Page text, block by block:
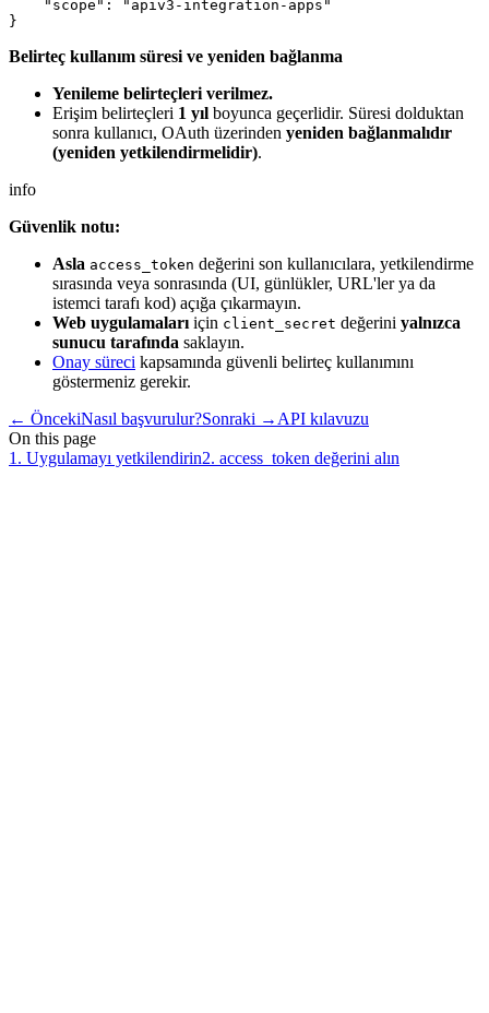
    "scope": "apiv3-integration-apps"
Belirteç kullanım süresi ve yeniden bağlanma
Yenileme belirteçleri verilmez.
Erişim belirteçleri 1 yıl boyunca geçerlidir. Süresi dolduktan
sonra kullanıcı, OAuth üzerinden yeniden bağlanmalıdır
(yeniden yetkilendirmelidir).
info
Güvenlik notu:
Asla access_token değerini son kullanıcılara, yetkilendirme
sırasında veya sonrasında (UI, günlükler, URL'ler ya da
istemci tarafı kod) açığa çıkarmayın.
Web uygulamalarıiçin client_secret değerini yalnızca
sunucu tarafında saklayın.
Onay süreci kapsamında güvenli belirteç kullanımını
göstermeniz gerekir.
← ÖncekiNasıl başvurulur?Sonraki →API kılavuzu
On this page
1. Uygulamayı yetkilendirin2. access_token değerini alın